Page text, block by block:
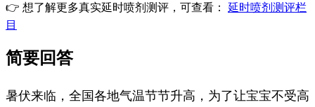
👉 想了解更多真实延时喷剂测评，可查看： 延时喷剂测评栏
目
简要回答
暑伏来临，全国各地气温节节升高，为了让宝宝不受高